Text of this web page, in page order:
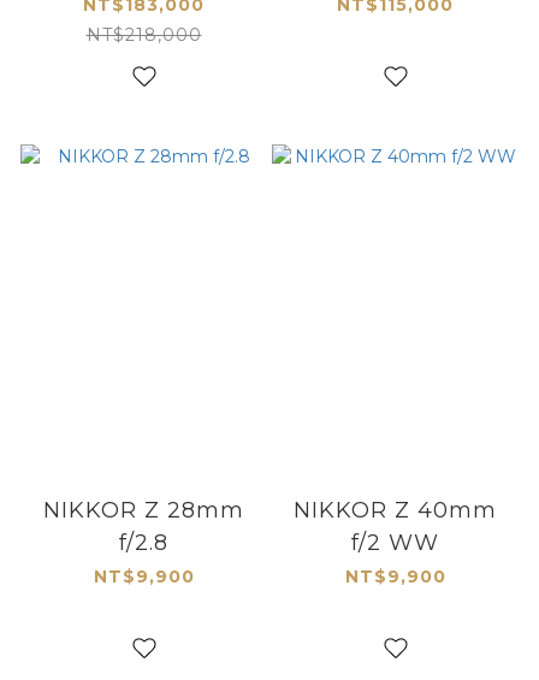
NT$183,000
NT$218,000
NT$115,000
NIKKOR Z 28mm
f/2.8
NT$9,900
NIKKOR Z 40mm
f/2 WW
NT$9,900